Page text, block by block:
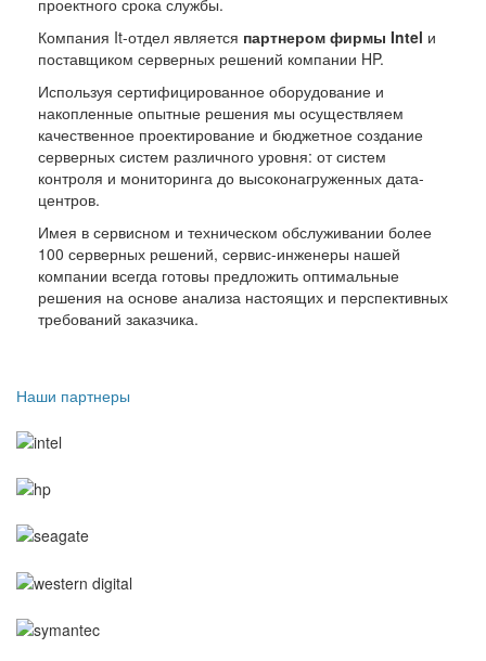
проектного срока службы.
Компания It-отдел является партнером фирмы Intel и
поставщиком серверных решений компании HP.
Используя сертифицированное оборудование и
накопленные опытные решения мы осуществляем
качественное проектирование и бюджетное создание
серверных систем различного уровня: от систем
контроля и мониторинга до высоконагруженных дата-
центров.
Имея в сервисном и техническом обслуживании более
100 серверных решений, сервис-инженеры нашей
компании всегда готовы предложить оптимальные
решения на основе анализа настоящих и перспективных
требований заказчика.
Наши партнеры